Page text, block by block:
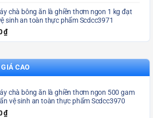
chà bông ăn là ghiền thơm ngon 1 kg đạt
sinh an toàn thực phẩm Scdcc3971
₫
CAO
chà bông ăn là ghiền thơm ngon 500 gam
vệ sinh an toàn thực phẩm Scdcc3970
₫